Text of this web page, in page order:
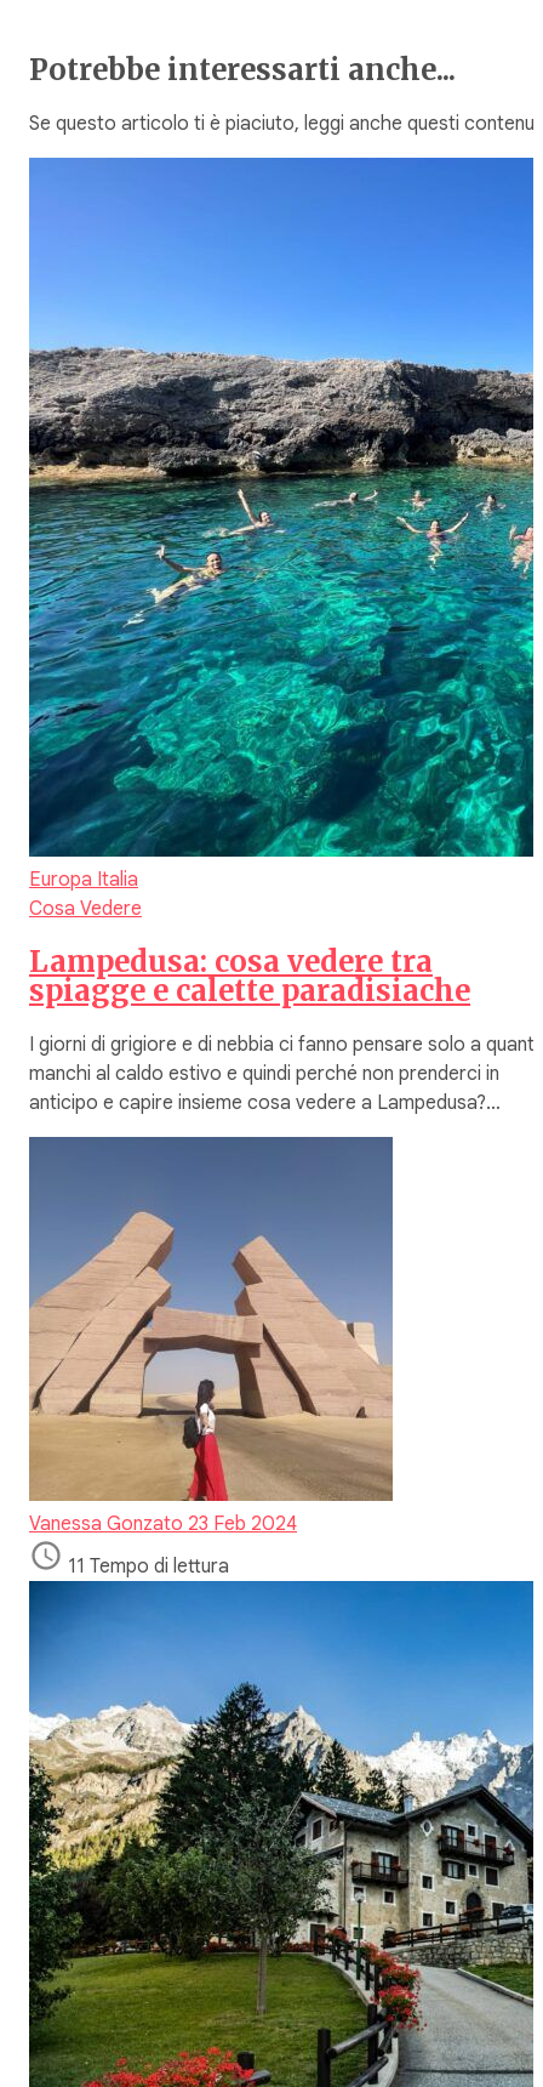
Potrebbe interessarti anche...
Se questo articolo ti è piaciuto, leggi anche questi
Europa Italia
Cosa Vedere
Lampedusa: cosa vedere tra
spiagge e calette paradisiache
I giorni di grigiore e di nebbia ci fanno pensare solo a
manchi al caldo estivo e quindi perché non prenderci in
anticipo e capire insieme cosa vedere a Lampedusa?…
Vanessa Gonzato 23 Feb 2024
11 Tempo di lettura